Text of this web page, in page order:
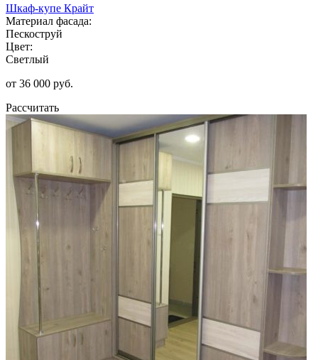
Шкаф-купе Крайт
Материал фасада:
Пескоструй
Цвет:
Светлый
от 36 000 руб.
Рассчитать